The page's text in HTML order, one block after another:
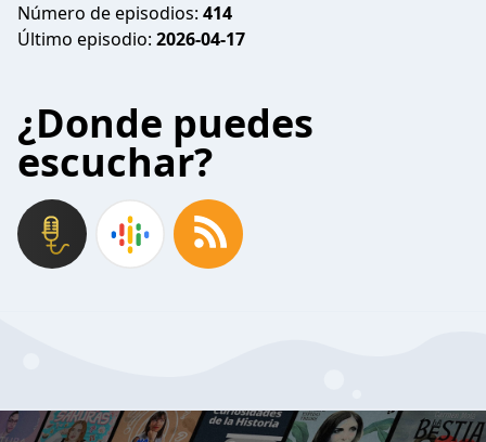
Número de episodios: 414
Último episodio: 2026-04-17
¿Donde puedes
escuchar?